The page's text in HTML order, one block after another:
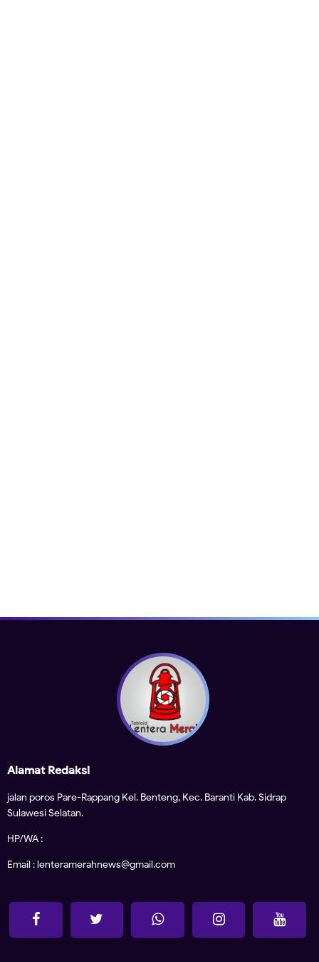
Alamat Redaksi
jalan poros Pare-Rappang Kel. Benteng, Kec. Baranti Kab. Sidrap
Sulawesi Selatan.
HP/WA :
Email : lenteramerahnews@gmail.com